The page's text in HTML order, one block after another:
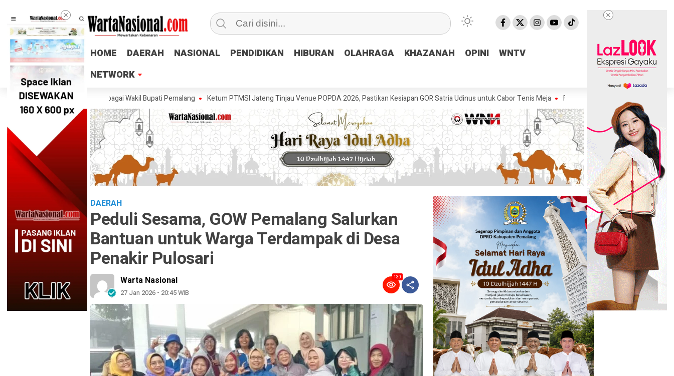
HOME DAERAH NASIONAL PENDIDIKAN HIBURAN OLAHRAGA KHAZANAH OPINI
WNTV
NETWORK
HOME DAERAH NASIONAL PENDIDIKAN HIBURAN OLAHRAGA KHAZANAH OPINI
WNTV
NETWORK
Tak Ingin Maju sebagai Wakil Bupati Pemalang Ketum PTMSI Jateng Tinjau Venue POPDA 2026, Pastikan Kesiapan GOR Satria Udinus untuk Cabor Tenis Meja Fraksi Golkar DPRD Pemalang Salurkan
DAERAH
Peduli Sesama, GOW Pemalang Salurkan
Bantuan untuk Warga Terdampak di Desa
Penakir Pulosari
Warta Nasional
27 Jan 2026 - 20:45 WIB
130